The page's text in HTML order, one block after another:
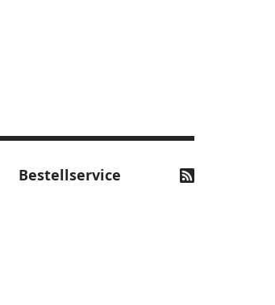
Bestellservice